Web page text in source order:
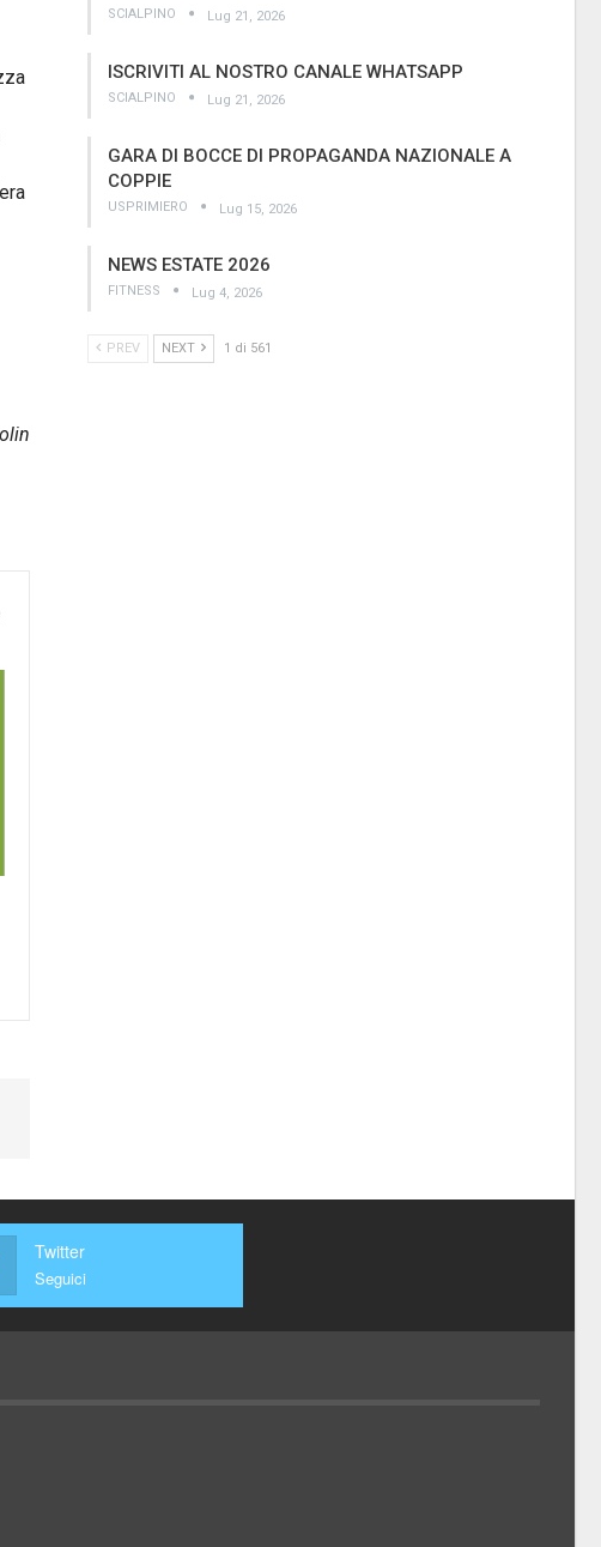
SCIALPINO Lug 21, 2026
ISCRIVITI AL NOSTRO CANALE WHATSAPP
SCIALPINO Lug 21, 2026
GARA DI BOCCE DI PROPAGANDA NAZIONALE A
COPPIE
USPRIMIERO Lug 15, 2026
NEWS ESTATE 2026
FITNESS Lug 4, 2026
PREV NEXT 1 di 561
Twitter
Seguici